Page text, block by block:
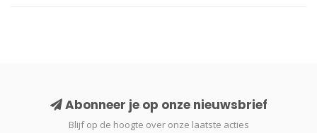
Abonneer je op onze nieuwsbrief
Blijf op de hoogte over onze laatste acties